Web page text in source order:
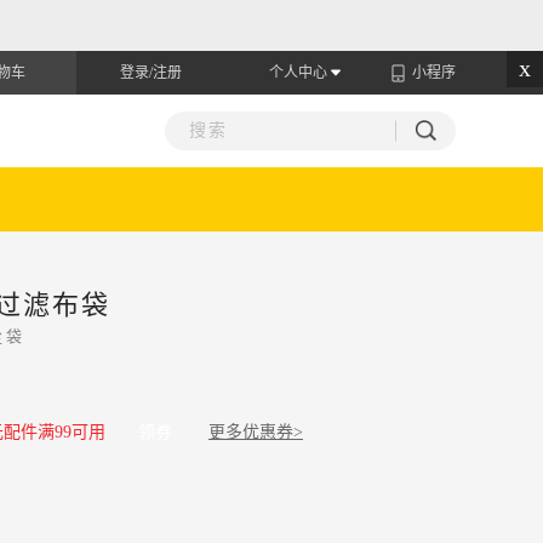
x
车 登录/注册 个人中心 小程序
滤布袋
件满99可用 更多优惠券>